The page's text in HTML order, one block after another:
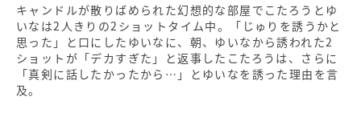
キャンドルが散りばめられた幻想的な部屋でこたろうとゆ
いなは2人きりの2ショットタイム中。「じゅりを誘うかと
思った」と口にしたゆいなに、朝、ゆいなから誘われた2
ショットが「デカすぎた」と返事したこたろうは、さらに
「真剣に話したかったから…」とゆいなを誘った理由を言
及。